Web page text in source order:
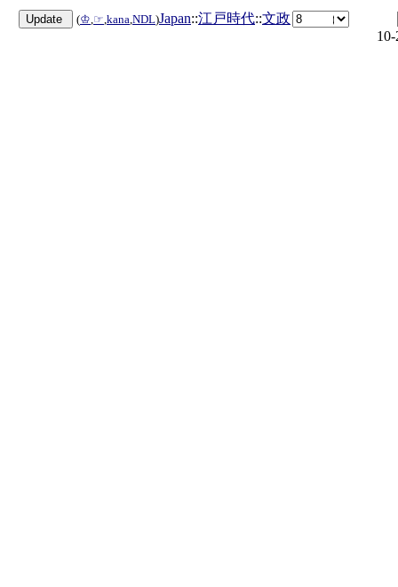
(♔,☞,kana,NDL)Japan::江戸時代::文政